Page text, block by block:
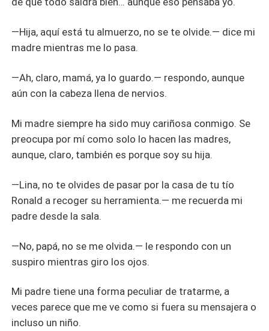
—Hija, aquí está tu almuerzo, no se te olvide.— dice mi
madre mientras me lo pasa.
—Ah, claro, mamá, ya lo guardo.— respondo, aunque
aún con la cabeza llena de nervios.
Mi madre siempre ha sido muy cariñosa conmigo. Se
preocupa por mí como solo lo hacen las madres,
aunque, claro, también es porque soy su hija.
—Lina, no te olvides de pasar por la casa de tu tío
Ronald a recoger su herramienta.— me recuerda mi
padre desde la sala.
—No, papá, no se me olvida.— le respondo con un
suspiro mientras giro los ojos.
Mi padre tiene una forma peculiar de tratarme, a
veces parece que me ve como si fuera su mensajera o
incluso un niño.